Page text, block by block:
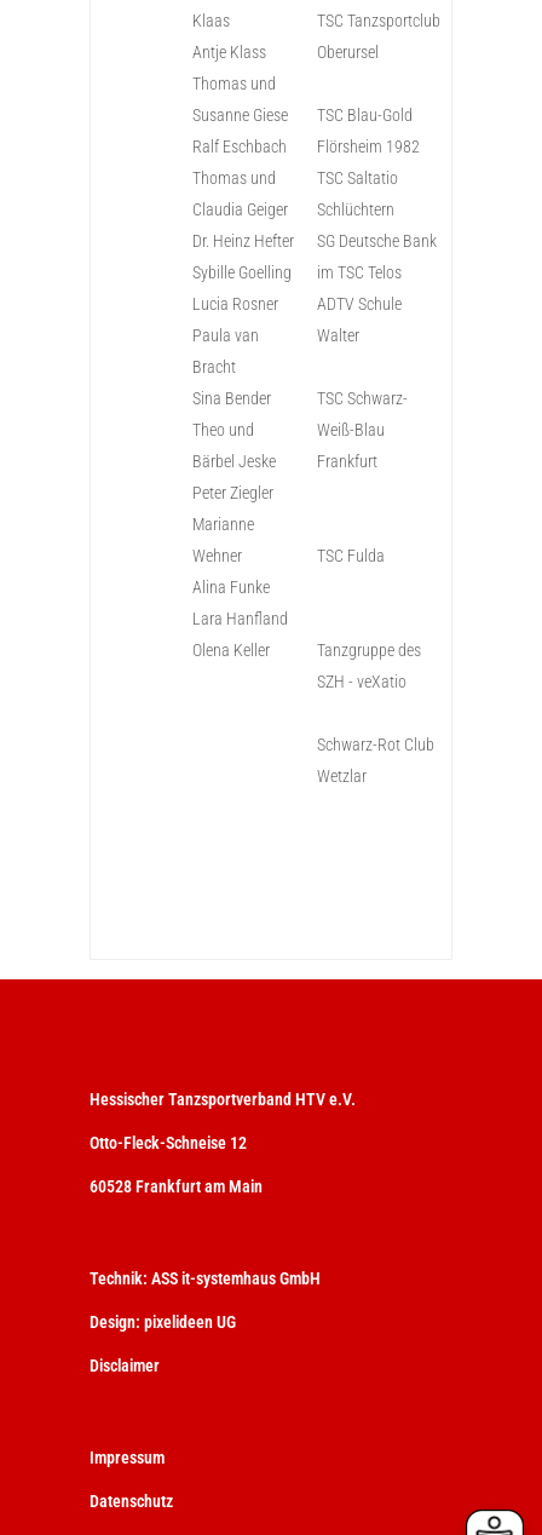
Klaas
Antje Klass
Thomas und
Susanne Giese
Ralf Eschbach
Thomas und
Claudia Geiger
Dr. Heinz Hefter
Sybille Goelling
Lucia Rosner
Paula van
Bracht
Sina Bender
Theo und
Bärbel Jeske
Peter Ziegler
Marianne
Wehner
Alina Funke
Lara Hanfland
Olena Keller
TSC Tanzsportclub
Oberursel
TSC Blau-Gold
Flörsheim 1982
TSC Saltatio
Schlüchtern
SG Deutsche Bank
im TSC Telos
ADTV Schule
Walter
TSC Schwarz-
Weiß-Blau
Frankfurt
TSC Fulda
Tanzgruppe des
SZH - veXatio
Schwarz-Rot Club
Wetzlar
Hessischer Tanzsportverband HTV e.V.
Otto-Fleck-Schneise 12
60528 Frankfurt am Main
Technik: ASS it-systemhaus GmbH
Design: pixelideen UG
Disclaimer
Impressum
Datenschutz